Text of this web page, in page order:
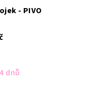
- PIVO
dnů